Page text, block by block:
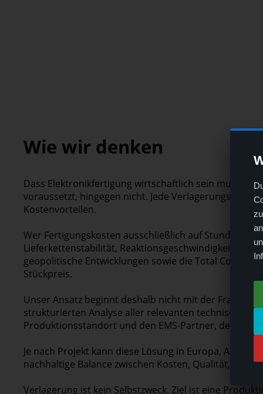
Wie wir denken
Dass Elektronikfertigung wirtschaftlich sein muss,
voraussetzt, hingegen nicht. Jede
Kostenvorteilen.
Wer Fertigungskosten ausschließlich auf
Lieferkettenstabilität, Reaktionsgeschwindigkeit bei
geopolitische Entwicklungen sowie die Total Cost of
Stückpreis.
Unser Ansatz beginnt deshalb nicht mit der Frage,
strukturierten Analyse aller relevanten technischen,
Produktionsstandort und den EMS-Partner, der für
Je nach Projekt kann diese Lösung in Europa, Asien
nachhaltige Balance zwischen Kosten, Qualität,
Verlagerung ist kein Selbstzweck. Ziel ist eine